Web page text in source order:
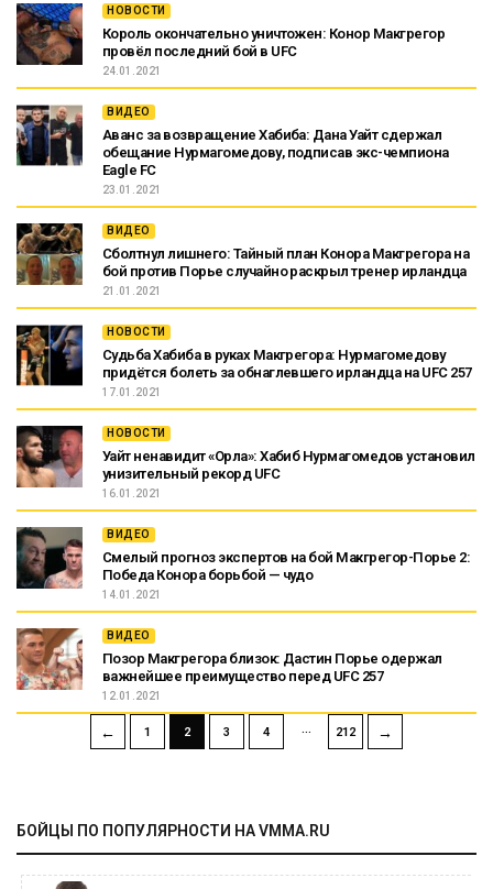
НОВОСТИ
Король окончательно уничтожен: Конор Макгрегор
провёл последний бой в UFC
24.01.2021
ВИДЕО
Аванс за возвращение Хабиба: Дана Уайт сдержал
обещание Нурмагомедову, подписав экс-чемпиона
Eagle FC
23.01.2021
ВИДЕО
Сболтнул лишнего: Тайный план Конора Макгрегора на
бой против Порье случайно раскрыл тренер ирландца
21.01.2021
НОВОСТИ
Судьба Хабиба в руках Макгрегора: Нурмагомедову
придётся болеть за обнаглевшего ирландца на UFC 257
17.01.2021
НОВОСТИ
Уайт ненавидит «Орла»: Хабиб Нурмагомедов установил
унизительный рекорд UFC
16.01.2021
ВИДЕО
Смелый прогноз экспертов на бой Макгрегор-Порье 2:
Победа Конора борьбой — чудо
14.01.2021
ВИДЕО
Позор Макгрегора близок: Дастин Порье одержал
важнейшее преимущество перед UFC 257
12.01.2021
← 1 2 3 4 … 212 →
БОЙЦЫ ПО ПОПУЛЯРНОСТИ НА VMMA.RU